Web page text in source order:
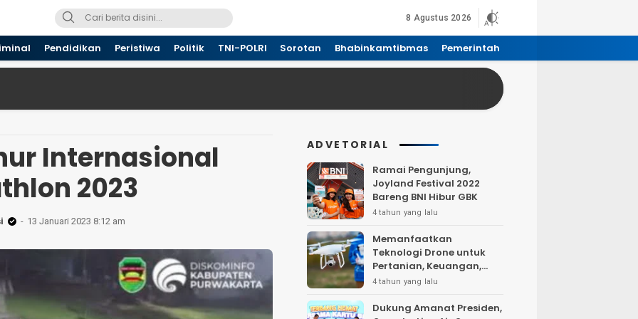
8 Agustus 2026
Pendidikan Peristiwa Politik TNI-POLRI Sorotan Bhabinkamtibmas Pemerintah
Internasional
2023
13 Januari 2023 8:12 am
ADVETORIAL
Ramai Pengunjung,
Joyland Festival 2022
Bareng BNI Hibur GBK
4 tahun yang lalu
Memanfaatkan
Teknologi Drone untuk
Pertanian, Keuangan,
Pertambangan, Real
Telekomunikasi.
4 tahun yang lalu
Dukung Amanat Presiden,